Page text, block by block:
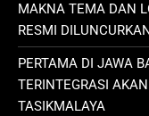
MAKNA TEMA DAN
RESMI DILUNCURKAN
PERTAMA DI JAWA
TERINTEGRASI
TASIKMALAYA